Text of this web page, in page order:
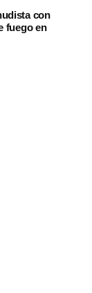
con
fuego en